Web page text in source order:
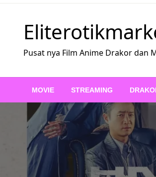
Skip
Pusat nya Film Anime Drakor dan
MOVIE STREAMING